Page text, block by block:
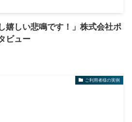
嬉しい悲鳴です！」株式会社ポ
ビュー
ご利用者様の実例